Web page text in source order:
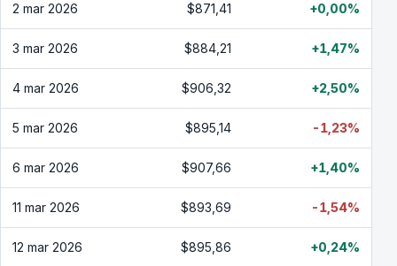
2 mar 2026 $871,41 +0,00%
3 mar 2026 $884,21 +1,47%
4 mar 2026 $906,32 +2,50%
5 mar 2026 $895,14 -1,23%
6 mar 2026 $907,66 +1,40%
11 mar 2026 $893,69 -1,54%
12 mar 2026 $895,86 +0,24%